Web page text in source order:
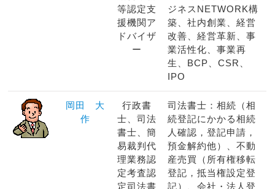
等認定支
援機関ア
ドバイザ
ー
ジネスNETWORK構
築、社内創業、経営
改善、経営革新、事
業活性化、事業再
生、BCP、CSR、
IPO
岡田 大
作
行政書
士、司法
書士、簡
易裁判代
理業務認
定考査認
定司法書
司法書士：相続（相
続登記にかかる相続
人確認，登記申請，
預金解約他）、不動
産売買（所有権移転
登記，抵当権設定登
記）、会社・法人登